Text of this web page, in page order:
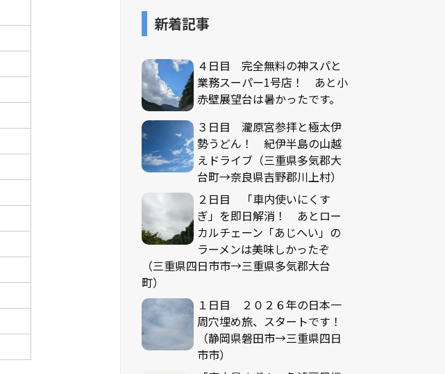
新着記事
４日目 完全無料の神スパと
業務スーパー1号店！ あと小
赤壁展望台は暑かったです。
３日目 瀧原宮参拝と極太伊
勢うどん！ 紀伊半島の山越
えドライブ（三重県多気郡大
台町→奈良県吉野郡川上村）
２日目 「車内使いにくす
ぎ」を即日解消！ あとロー
カルチェーン「あじへい」の
ラーメンは美味しかったぞ
（三重県四日市市→三重県多気郡大台
町）
１日目 ２０２６年の日本一
周穴埋め旅、スタートです！
（静岡県磐田市→三重県四日
市市）